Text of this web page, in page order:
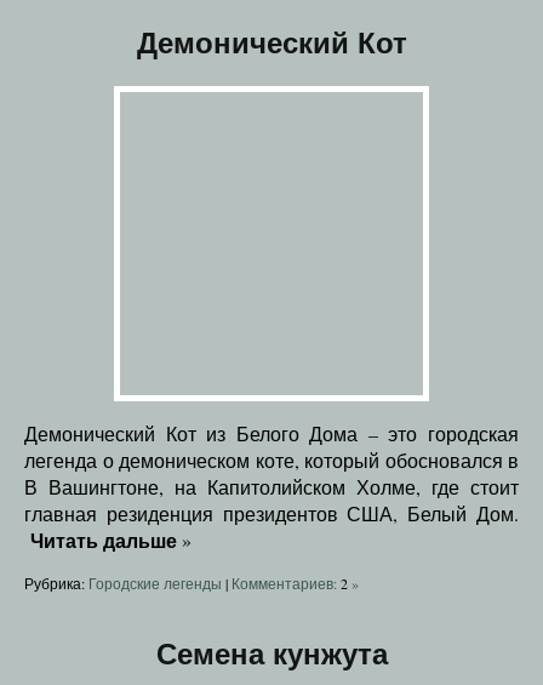
Демонический Кот
Демонический Кот из Белого Дома – это городская
легенда о демоническом коте, который обосновался в
В Вашингтоне, на Капитолийском Холме, где стоит
главная резиденция президентов США, Белый Дом.
Читать дальше »
Рубрика: Городские легенды | Комментариев: 2»
Семена кунжута